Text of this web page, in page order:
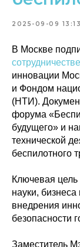
2025-09-09 13:13
В Москве
сотрудничестве
инновации
и Фондом
(НТИ).
форума
будущего» и
технической
беспилотного
Ключевая
науки,
внедрения
безопасности
Заместитель